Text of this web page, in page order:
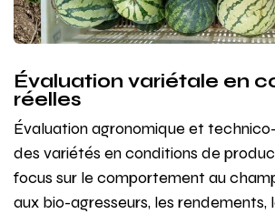
Évaluation variétale en
réelles
Évaluation agronomique et
des variétés en conditions de
focus sur le comportement au
aux bio-agresseurs, les rendements,